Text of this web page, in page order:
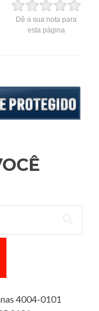
Dê a sua nota para
esta página
4004-0101